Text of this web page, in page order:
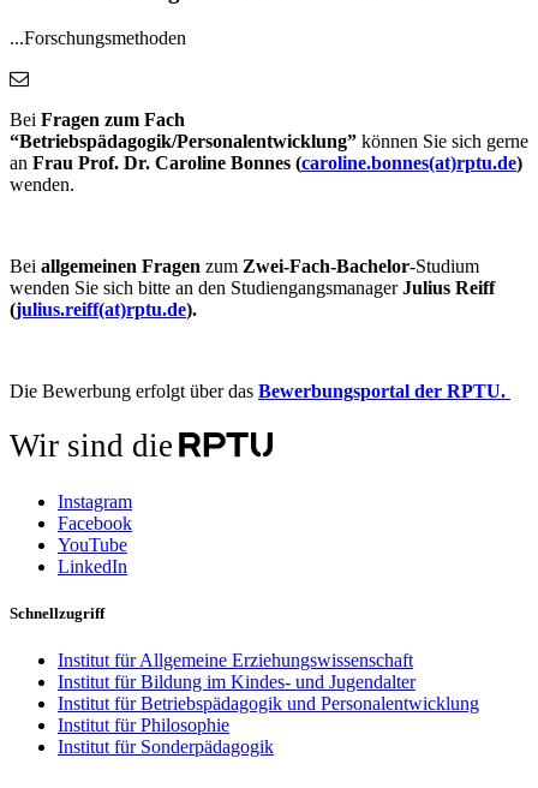
...Forschungsmethoden
Bei Fragen zum Fach
“Betriebspädagogik/Personalentwicklung” können Sie sich gerne
an Frau Prof. Dr. Caroline Bonnes (caroline.bonnes(at)rptu.de)
wenden.
Bei allgemeinen Fragen zum Zwei-Fach-Bachelor-Studium
wenden Sie sich bitte an den StudiengangsmanagerJulius Reiff
(julius.reiff(at)rptu.de).
Die Bewerbung erfolgt über das Bewerbungsportal der RPTU.
Wir sind die
Instagram
Facebook
YouTube
LinkedIn
Schnellzugriff
Institut für Allgemeine Erziehungswissenschaft
Institut für Bildung im Kindes- und Jugendalter
Institut für Betriebspädagogik und Personalentwicklung
Institut für Philosophie
Institut für Sonderpädagogik